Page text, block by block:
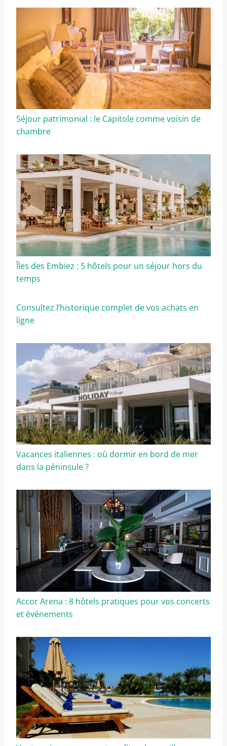
Séjour patrimonial : le Capitole comme voisin de
chambre
Îles des Embiez : 5 hôtels pour un séjour hors du
temps
Consultez l’historique complet de vos achats en
ligne
Vacances italiennes : où dormir en bord de mer
dans la péninsule ?
Accor Arena : 8 hôtels pratiques pour vos concerts
et événements